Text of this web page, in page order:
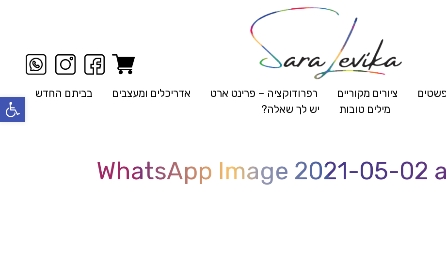
פתח ציורים מקוריים רפרודוקציה – פרינט ארט אדריכלים ומעצבים
בביתם החדש
מילים טובות
יש לך שאלה?
WhatsApp Image 2021-05-02